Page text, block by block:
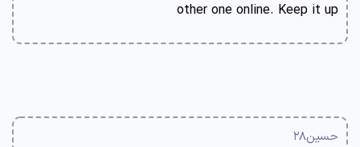
other one online. Keep it up
حسین۲۸